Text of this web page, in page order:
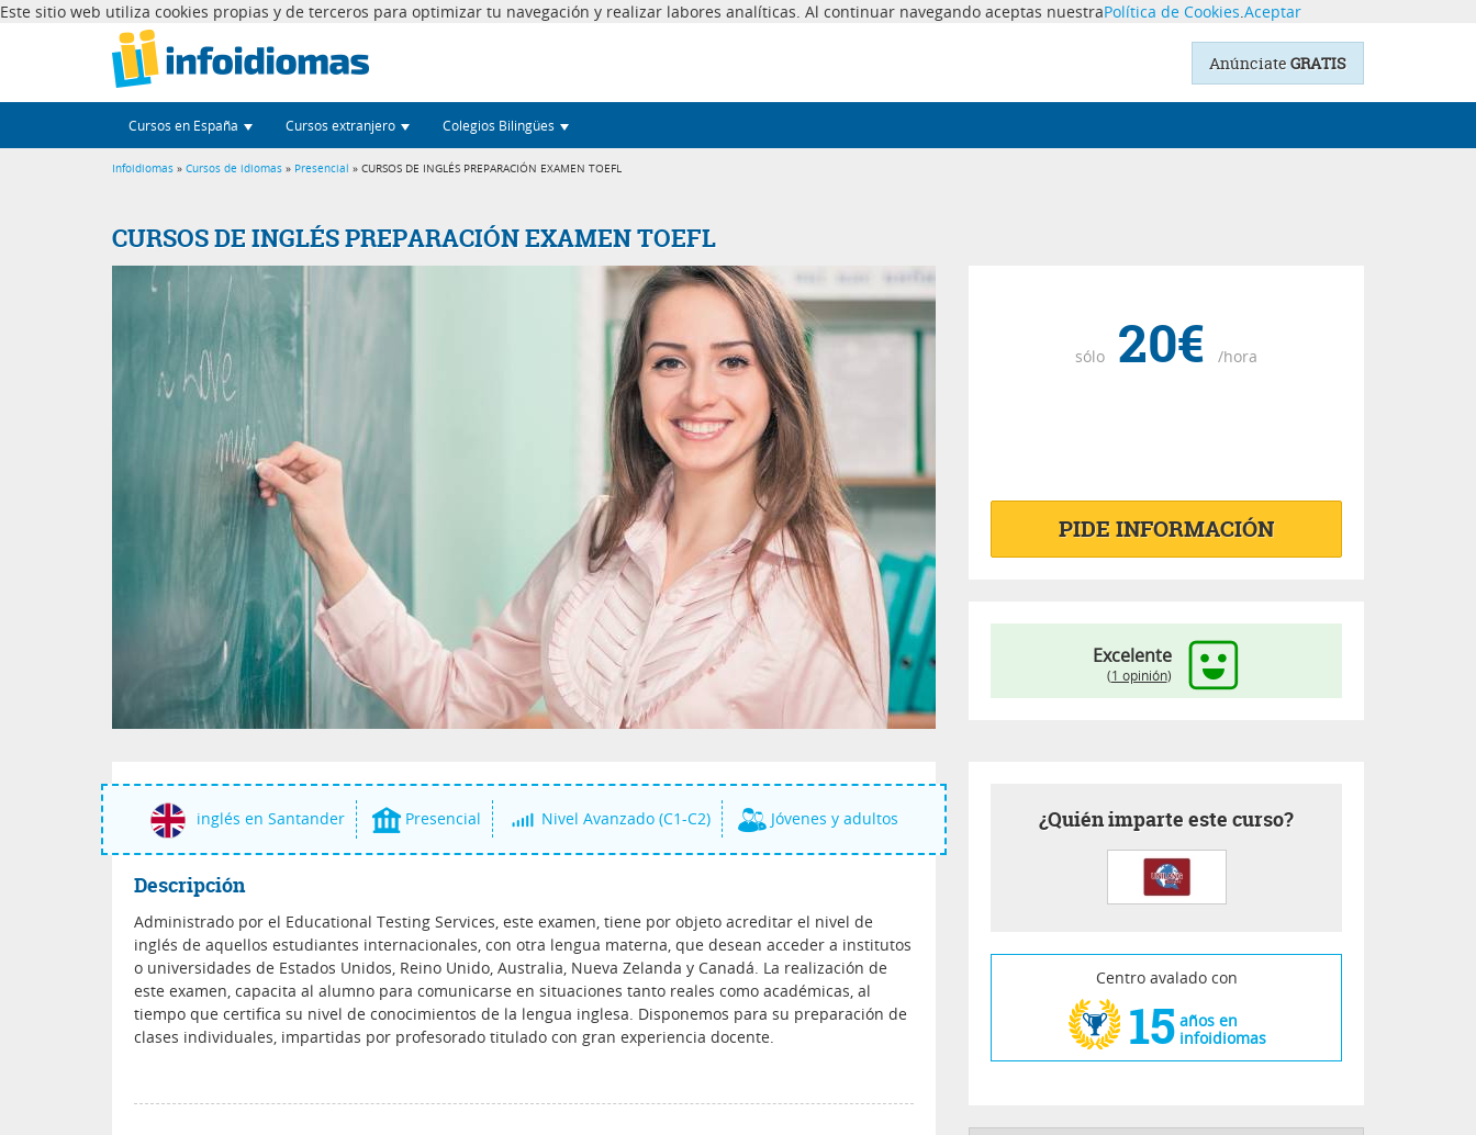
Este sitio web utiliza cookies propias y de terceros para optimizar tu navegación y realizar labores analíticas. Al continuar navegando aceptas nuestraPolítica de Cookies.Aceptar
AnúnciateGRATIS
Cursos en España Cursos extranjero Colegios Bilingües
Infoidiomas » Cursos de idiomas » Presencial » CURSOS DE INGLÉS PREPARACIÓN EXAMEN TOEFL
CURSOS DE INGLÉS PREPARACIÓN EXAMEN TOEFL
sólo 20€ /hora
PIDE INFORMACIÓN
Excelente
(1 opinión)
inglés en Santander Presencial Nivel Avanzado (C1-C2) Jóvenes y adultos
Descripción
Administrado por el Educational Testing Services, este examen, tiene por objeto acreditar el nivel de
inglés de aquellos estudiantes internacionales, con otra lengua materna, que desean acceder a institutos
o universidades de Estados Unidos, Reino Unido, Australia, Nueva Zelanda y Canadá. La realización de
este examen, capacita al alumno para comunicarse en situaciones tanto reales como académicas, al
tiempo que certifica su nivel de conocimientos de la lengua inglesa. Disponemos para su preparación de
clases individuales, impartidas por profesorado titulado con gran experiencia docente.
¿Quién imparte este curso?
Centro avalado con
15 años en
infoidiomas